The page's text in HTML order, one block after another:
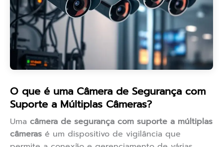
O que é uma Câmera de Segurança com
Suporte a Múltiplas Câmeras?
Uma câmera de segurança com suporte a múltiplas
câmeras é um dispositivo de vigilância que